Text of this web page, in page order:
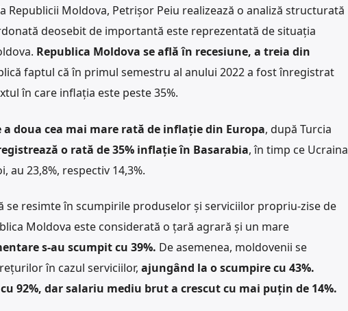
Republicii Moldova, Petrișor Peiu realizează o analiză structurată
deosebit de importantă este reprezentată de situația
Republica Moldova se află în recesiune, a treia din
faptul că în primul semestru al anului 2022 a fost înregistrat
în care inflația este peste 35%.
a doua cea mai mare rată de inflație din Europa, după Turcia
o rată de 35% inflație în Basarabia, în timp ce Ucraina
au 23,8%, respectiv 14,3%.
se resimte în scumpirile produselor și serviciilor propriu-zise de
Moldova este considerată o țară agrară și un mare
s-au scumpit cu 39%. De asemenea, moldovenii se
în cazul serviciilor, ajungând la o scumpire cu 43%.
92%, dar salariu mediu brut a crescut cu mai puțin de 14%.